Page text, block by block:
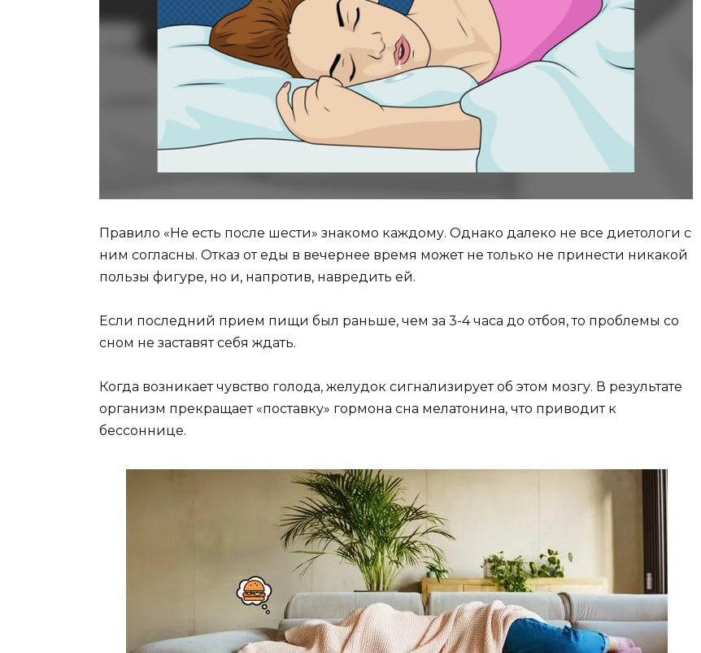
Правило «Не есть после шести» знакомо каждому. Однако далеко не все диетологи с
ним согласны. Отказ от еды в вечернее время может не только не принести никакой
пользы фигуре, но и, напротив, навредить ей.
Если последний прием пищи был раньше, чем за 3-4 часа до отбоя, то проблемы со
сном не заставят себя ждать.
Когда возникает чувство голода, желудок сигнализирует об этом мозгу. В результате
организм прекращает «поставку» гормона сна мелатонина, что приводит к
бессоннице.